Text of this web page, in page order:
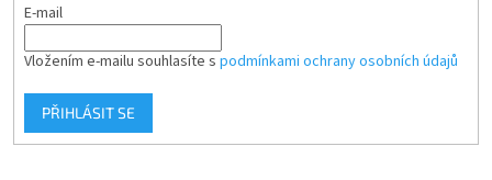
E-mail
Vložením e-mailu souhlasíte s podmínkami ochrany osobních údajů
PŘIHLÁSIT SE